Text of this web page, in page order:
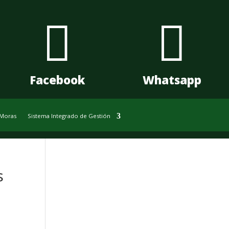

Facebook

Whatsapp
Sistema Integrado de Gestión